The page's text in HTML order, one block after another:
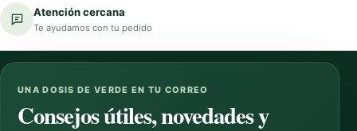
Atención cercana
Te ayudamos con tu pedido
UNA DOSIS DE VERDE EN TU CORREO
Consejos útiles, novedades y